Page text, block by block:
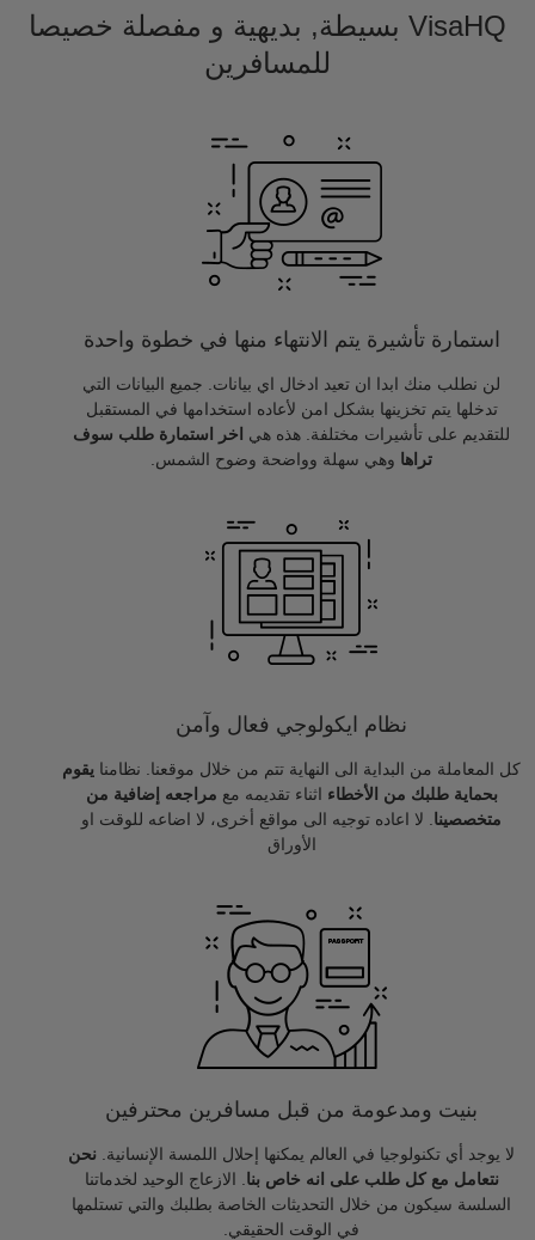
VisaHQ بسيطة, بديهية و مفصلة خصيصا
للمسافرين
استمارة تأشيرة يتم الانتهاء منها في خطوة واحدة
لن نطلب منك ابدا ان تعيد ادخال اي بيانات. جميع البيانات التي
تدخلها يتم تخزينها بشكل امن لأعاده استخدامها في المستقبل
للتقديم على تأشيرات مختلفة. هذه هي
اخر استمارة طلب سوف
تراها وهي سهلة وواضحة وضوح الشمس.
نظام ايكولوجي فعال وآمن
كل المعاملة من البداية الى النهاية تتم من خلال موقعنا. نظامنا يقوم
بحماية طلبك من الأخطاء اثناء تقديمه مع مراجعه إضافية من
متخصصينا . لا اعاده توجيه الى مواقع أخرى، لا اضاعه للوقت او
الأوراق
بنيت ومدعومة من قبل مسافرين محترفين
لا يوجد أي تكنولوجيا في العالم يمكنها إحلال اللمسة الإنسانية. نحن
نتعامل مع كل طلب على انه خاص بنا . الازعاج الوحيد لخدماتنا
السلسة سيكون من خلال التحديثات الخاصة بطلبك والتي تستلمها
في الوقت الحقيقي.